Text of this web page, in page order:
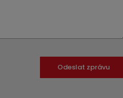
Odeslat zprávu